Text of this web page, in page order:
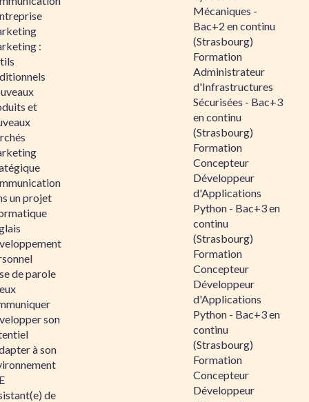
:
et
un projet
de parole
son
à son
de
Mécaniques -
Bac+2 en continu
(Strasbourg)
Formation
Administrateur
d'Infrastructures
Sécurisées - Bac+3
en continu
(Strasbourg)
Formation
Concepteur
Développeur
d'Applications
Python - Bac+3 en
continu
(Strasbourg)
Formation
Concepteur
Développeur
d'Applications
Python - Bac+3 en
continu
(Strasbourg)
Formation
Concepteur
Développeur